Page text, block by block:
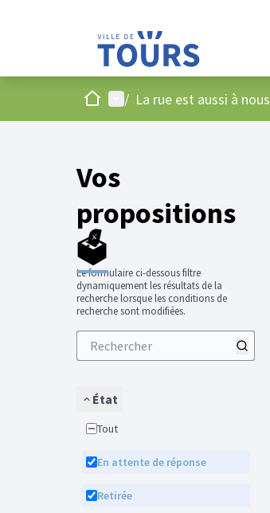
AccueilMenu principal
/ La rue est aussi à nous
Vos
propositions
🗳️
Le formulaire ci-dessous filtre
dynamiquement les résultats de la
recherche lorsque les conditions de
recherche sont modifiées.
État
Tout
En attente de réponse
Retirée